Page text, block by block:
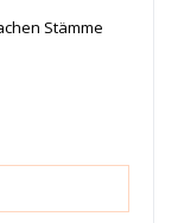
Stämme